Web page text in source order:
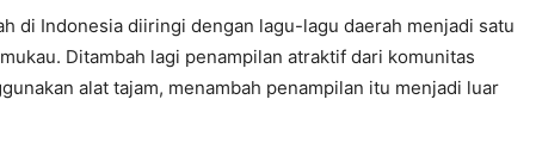
di Indonesia diiringi dengan lagu-lagu daerah menjadi satu
Ditambah lagi penampilan atraktif dari komunitas
alat tajam, menambah penampilan itu menjadi luar